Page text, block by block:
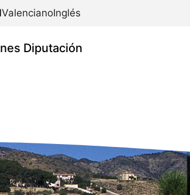
ValencianoInglés
Diputación